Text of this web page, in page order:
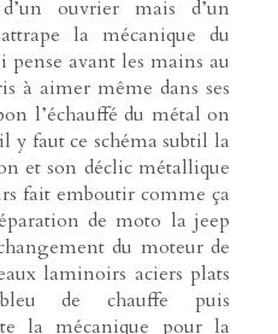
ouvrier mais d’un
la mécanique du
pense avant les mains au
à aimer même dans ses
l’échauffé du métal on
y faut ce schéma subtil la
et son déclic métallique
fait emboutir comme ça
de moto la jeep
du moteur de
laminoirs aciers plats
de chauffe puis
la mécanique pour la